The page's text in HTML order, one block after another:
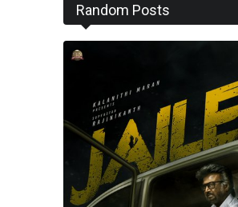
Random Posts